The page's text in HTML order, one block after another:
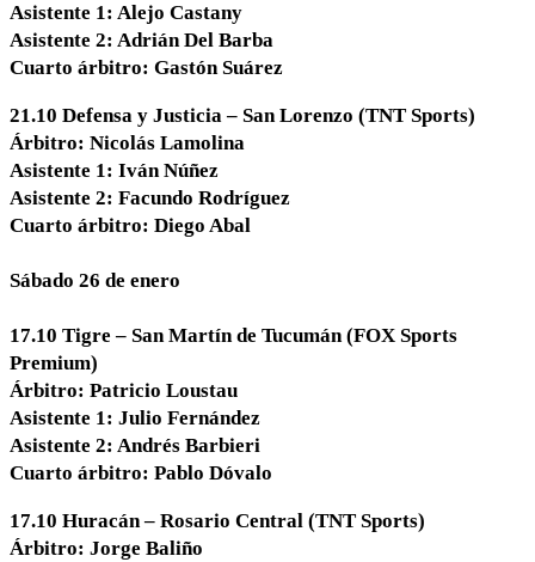
Asistente 1: Alejo Castany
Asistente 2: Adrián Del Barba
Cuarto árbitro: Gastón Suárez
21.10 Defensa y Justicia – San Lorenzo (TNT Sports)
Árbitro: Nicolás Lamolina
Asistente 1: Iván Núñez
Asistente 2: Facundo Rodríguez
Cuarto árbitro: Diego Abal
Sábado 26 de enero
17.10 Tigre – San Martín de Tucumán (FOX Sports
Premium)
Árbitro: Patricio Loustau
Asistente 1: Julio Fernández
Asistente 2: Andrés Barbieri
Cuarto árbitro: Pablo Dóvalo
17.10 Huracán – Rosario Central (TNT Sports)
Árbitro: Jorge Baliño